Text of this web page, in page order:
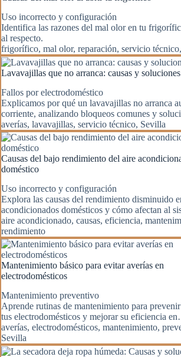
Uso incorrecto y configuración
Identifica las razones del mal olor en tu
al respecto.
frigorífico, mal olor, reparación, servicio técnico,
Lavavajillas que no arranca: causas y
Fallos por electrodoméstico
Explicamos por qué un lavavajillas no arranca
corriente, analizando bloqueos comunes y
averías, lavavajillas, servicio técnico, Sevilla
Causas del bajo rendimiento del aire
doméstico
Uso incorrecto y configuración
Explora las causas del rendimiento disminuido
acondicionados domésticos y cómo afectan al
aire acondicionado, causas, eficiencia,
rendimiento
Mantenimiento básico para evitar averías en
electrodomésticos
Mantenimiento preventivo
Aprende rutinas de mantenimiento para
tus electrodomésticos y mejorar su eficiencia
averías, electrodomésticos, mantenimiento,
Sevilla